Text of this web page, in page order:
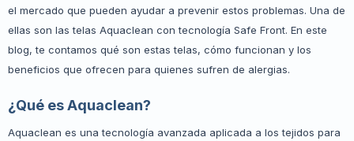
el mercado que pueden ayudar a prevenir estos problemas. Una de
ellas son las telas Aquaclean con tecnología Safe Front. En este
blog, te contamos qué son estas telas, cómo funcionan y los
beneficios que ofrecen para quienes sufren de alergias.
¿Qué es Aquaclean?
Aquaclean es una tecnología avanzada aplicada a los tejidos para